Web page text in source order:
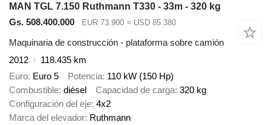
MAN TGL 7.150 Ruthmann T330 - 33m - 320 kg
Gs. 508.400.000
EUR 73.900 ≈ USD 85.380
Maquinaria de construcción - plataforma sobre camión
2012
118.435 km
Euro Euro 5 Potencia 110 kW (150 Hp)
Combustible diésel Capacidad de carga 320 kg
Configuración del eje 4x2
Marca del elevador Ruthmann